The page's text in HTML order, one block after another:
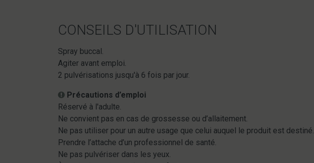
CONSEILS D'UTILISATION
Spray buccal.
Agiter avant emploi.
2 pulvérisations jusqu'à 6 fois par jour.
Précautions d’emploi
Réservé à l'adulte.
Ne convient pas en cas de grossesse ou d’allaitement.
Ne pas utiliser pour un autre usage que celui auquel le produit est destiné.
Prendre l’attache d’un professionnel de santé.
Ne pas pulvériser dans les yeux.